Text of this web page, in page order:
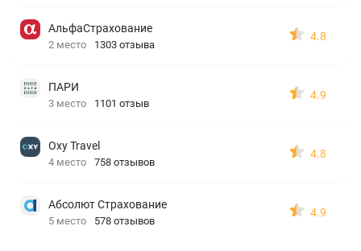
АльфаСтрахование
2 место 1303 отзыва
4.8
ПАРИ
3 место 1101 отзыв
4.9
Oxy Travel
4 место 758 отзывов
4.8
Абсолют Страхование
5 место 578 отзывов
4.9